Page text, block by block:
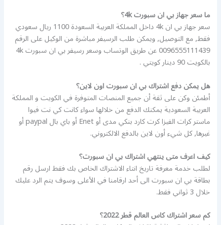
ما سعر جهاز بي ان سبورت 4k؟
سعر جهاز بي ان 4k داخل المملكة العربية السعودة 1100 ريال سعودي
فقط, مع التوصيل, ويمكن طلب الرسيفر مباشرة من الوكيل على الرقم
0096555111439 عن طريق الوتساب وسعر رسيفر بي ان سبورت 4k
بالكويت 90 دينار كويتي .
هل يمكن دفع اشتراك بي ان سبورت اون لاين؟
أطمئن وكن على ثقة أن جميع المنصات المتوفرة في الكويت و المملكة
العربية السعودية يمكنك الدفع من خلالها سواء كانت كي نت فيوا
ماستر كرات الفيزا كرت كارد بنكي مدى أو Enet أو باي بال paypal أو
غيرها, كل شيء أون لاين بالدفع الالكتروني.
كيف اعرف متى ينتهي اشتراك بي ان سبورت؟
لطلب خدمة معرفة تاريخ انتاء الاشتراك الخاص بك فقط ارسل رقم
بطاقة بي ان سبورت الى أحد ارقامنا في الأعلى وسوف يتم الرد عليك
خلال 3 ثواني فقط.
كم سعر اشتراك كاس العالم قطر 2022؟